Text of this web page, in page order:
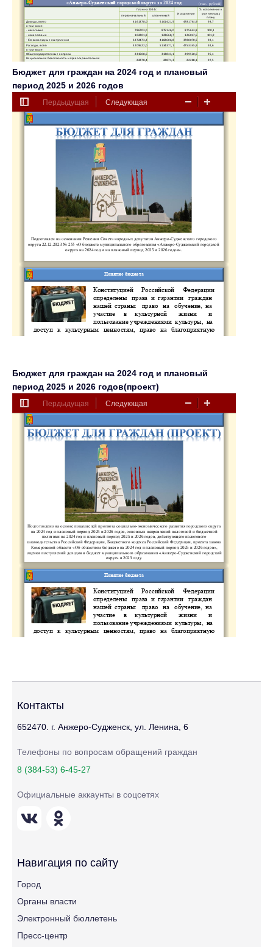
Бюджет для граждан на 2024 год и плановый
период 2025 и 2026 годов
Бюджет для граждан на 2024 год и плановый
период 2025 и 2026 годов(проект)
Контакты
652470. г. Анжеро-Судженск, ул. Ленина, 6
Телефоны по вопросам обращений граждан
8 (384-53) 6-45-27
Официальные аккаунты в соцсетях
Навигация по сайту
Город
Органы власти
Электронный бюллетень
Пресс-центр